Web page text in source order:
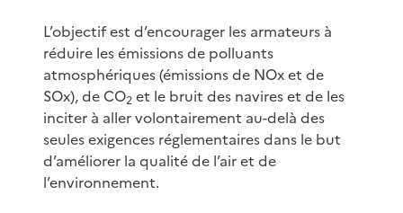
L’objectif est d’encourager les armateurs à
réduire les émissions de polluants
atmosphériques (émissions de NOx et de
SOx), de CO2 et le bruit des navires et de les
inciter à aller volontairement au-delà des
seules exigences réglementaires dans le but
d’améliorer la qualité de l’air et de
l’environnement.